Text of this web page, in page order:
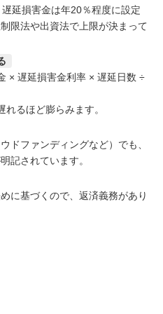
延損害金は年20％程度に設定
限法や出資法で上限が決まって
× 遅延損害金利率 × 遅延日数 ÷
るほど膨らみます。
ドファンディングなど）でも、
記されています。
に基づくので、返済義務があり